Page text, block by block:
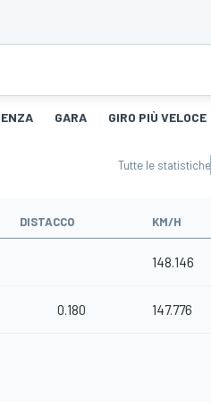
GARA GIRO PIÙ VELOCE
Tutte le statistiche
DISTACCO KM/H
148.146
0.180 147.776